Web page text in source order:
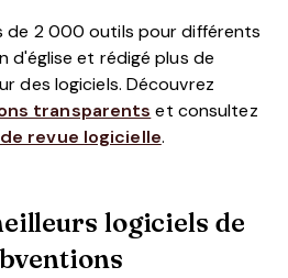
de 2 000 outils pour différents
d'église et rédigé plus de
des logiciels. Découvrez
transparents et consultez
revue logicielle.
logiciels de